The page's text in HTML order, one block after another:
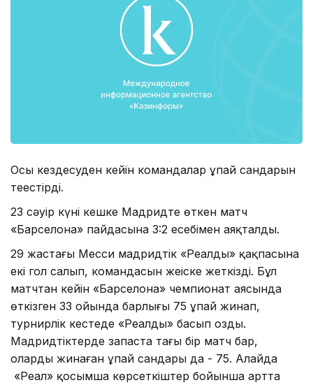
Осы кездесуден кейін командалар ұпай сандарын
теңестірді.
23 сәуір күні кешке Мадридте өткен матч
«Барселона» пайдасына 3:2 есебімен аяқталды.
29 жастағы Месси мадридтік «Реалдың» қақпасына
екі гол салып, командасын жеңіске жеткізді. Бұл
матчтан кейін «Барселона» чемпионат аясында
өткізген 33 ойында барлығы 75 ұпай жинап,
турнирлік кестеде «Реалды» басып озды.
Мадридтіктерде запаста тағы бір матч бар,
олардың жинаған ұпай сандары да - 75. Алайда
«Реал» қосымша көрсеткіштер бойынша артта